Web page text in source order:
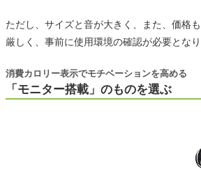
ただし、サイズと音が大きく、また、価格
厳しく、事前に使用環境の確認が必要となり
「モニター搭載」のものを選ぶ
消費カロリー表示でモチベーションを高める